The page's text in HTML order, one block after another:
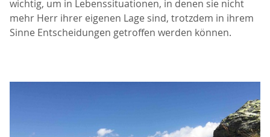
wichtig, um in Lebenssituationen, in denen sie nicht
mehr Herr ihrer eigenen Lage sind, trotzdem in ihrem
Sinne Entscheidungen getroffen werden können.